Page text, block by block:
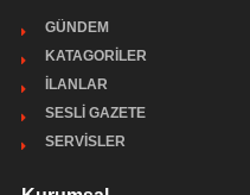
GÜNDEM
KATAGORİLER
İLANLAR
SESLİ GAZETE
SERVİSLER